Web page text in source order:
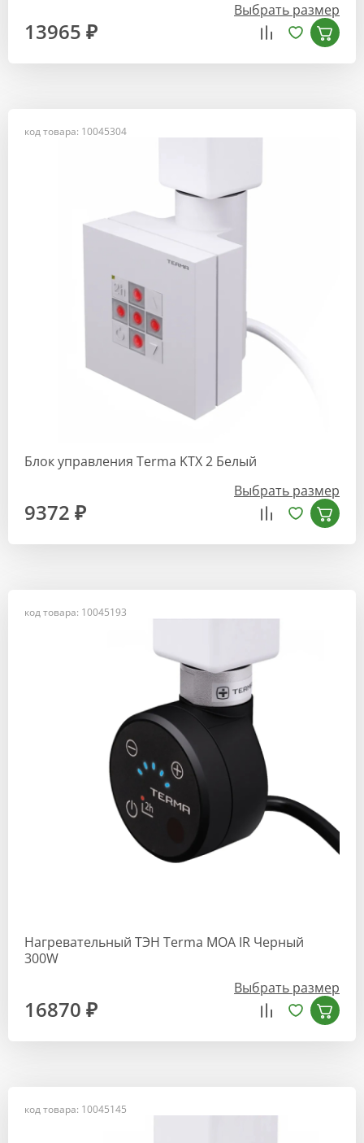
Выбрать размер
13965 ₽
код товара: 10045304
Блок управления Terma KTX 2 Белый
Выбрать размер
9372 ₽
код товара: 10045193
Нагревательный ТЭН Terma MOA IR Черный
300W
Выбрать размер
16870 ₽
код товара: 10045145